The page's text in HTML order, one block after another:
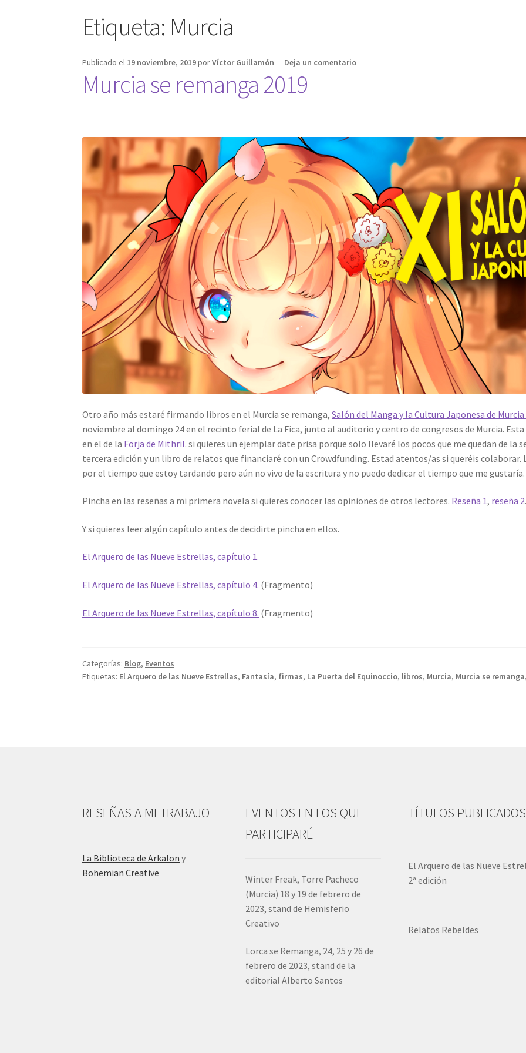
Etiqueta: Murcia
Publicado el 19 noviembre, 2019porVíctor Guillamón — Deja un comentario
Murcia se remanga 2019
Otro año más estaré firmando libros en el Murcia se remanga,Salón del Manga y la Cultura Japonesa de Murcia
noviembre al domingo 24 en el recinto ferial de La Fica, junto al auditorio y centro de congresos de Murcia.
en el de la Forja de Mithril. si quieres un ejemplar date prisa porque solo llevaré los pocos que me quedan de la
tercera edición y un libro de relatos que financiaré con un Crowdfunding. Estad atentos/as si queréis
por el tiempo que estoy tardando pero aún no vivo de la escritura y no puedo dedicar el tiempo que me gustaría.
Pincha en las reseñas a mi primera novela si quieres conocer las opiniones de otros lectores. Reseña 1, reseña 2.
Y si quieres leer algún capítulo antes de decidirte pincha en ellos.
El Arquero de las Nueve Estrellas, capítulo 1.
El Arquero de las Nueve Estrellas, capítulo 4. (Fragmento)
El Arquero de las Nueve Estrellas, capítulo 8. (Fragmento)
Categorías: Blog, Eventos
Etiquetas: El Arquero de las Nueve Estrellas, Fantasía, firmas, La Puerta del Equinoccio, libros, Murcia, Murcia se remanga
RESEÑAS A MI TRABAJO
La Biblioteca de Arkalon y
Bohemian Creative
EVENTOS EN LOS QUE
PARTICIPARÉ
Winter Freak, Torre Pacheco
(Murcia) 18 y 19 de febrero de
2023, stand de Hemisferio
Creativo
Lorca se Remanga, 24, 25 y 26 de
febrero de 2023, stand de la
editorial Alberto Santos
TÍTULOS PUBLICADOS
El Arquero de las Nueve
2ª edición
Relatos Rebeldes